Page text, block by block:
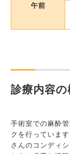
午前
診療内容の
手術室での麻酔
クを行っていま
さんのコンディ